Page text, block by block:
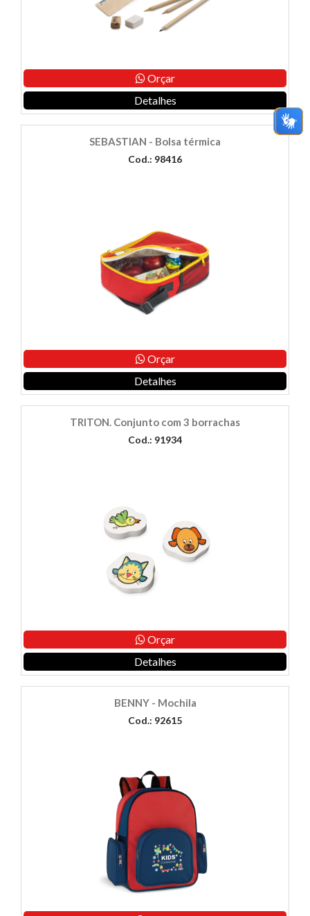
Orçar
Detalhes
SEBASTIAN - Bolsa térmica
Cod.: 98416
Orçar
Detalhes
TRITON. Conjunto com 3 borrachas
Cod.: 91934
Orçar
Detalhes
BENNY - Mochila
Cod.: 92615